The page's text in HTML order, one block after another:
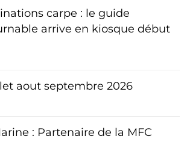
carpe : le guide
arrive en kiosque début
aout septembre 2026
: Partenaire de la MFC